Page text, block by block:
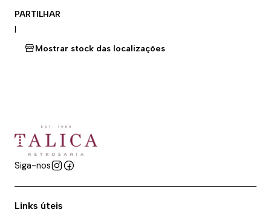
PARTILHAR
|
Mostrar stock das localizações
Siga-nos
Links úteis